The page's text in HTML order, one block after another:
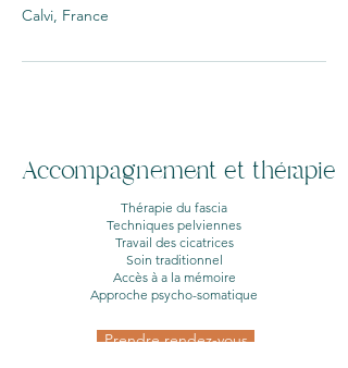
Calvi, France
Accompagnement et thérapie
Thérapie du fascia
Techniques pelviennes
Travail des cicatrices
Soin traditionnel
Accès à a la mémoire
Approche psycho-somatique
Prendre rendez-vous